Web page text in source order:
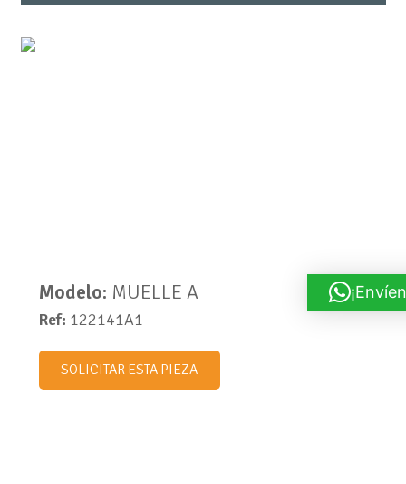
Modelo: MUELLE A
Ref: 122141A1
SOLICITAR ESTA PIEZA